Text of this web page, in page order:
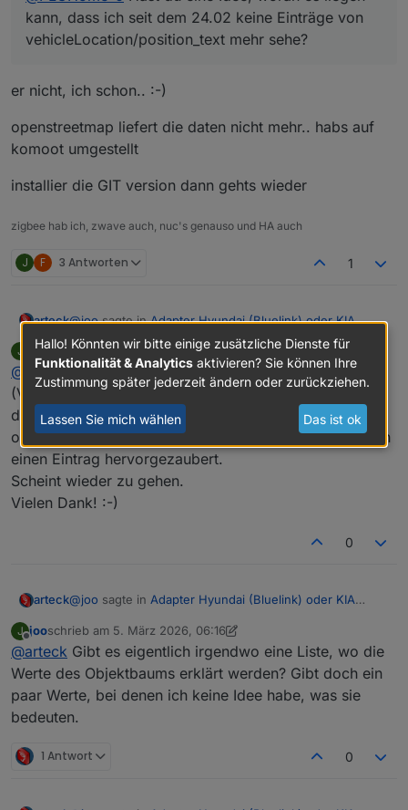
kann, dass ich seit dem 24.02 keine Einträge von
vehicleLocation/position_text mehr sehe?
er nicht, ich schon.. :-)
openstreetmap liefert die daten nicht mehr.. habs auf
komoot umgestellt
installier die GIT version dann gehts wieder
zigbee hab ich, zwave auch, nuc's genauso und HA auch
J F 3 Antworten 1
arteck@joosagte inAdapter Hyundai (Bluelink) oder KIA
(UVO)
@PLCHome-0Hast du eine Idee, woran es liegen
kann, dass ich seit dem 24.02 keine Einträge von
vehicleLocation/position_text mehr sehe?
er nicht, ich schon.. :-)
openstreetmap liefert die daten nicht mehr.. habs auf
komoot umgestellt
installier die GIT version dann gehts wieder
J
Offline
jooschrieb am5. März 2026, 06:08
zuletzt editiert von
@ arteckNach anfänglicher Verwirrung
(Versionsnummer die Gleiche wie vorher und auch in
den Einstellungen steht noch "Adresse mit
openstreetmap"), hat ein Blick in den Objektbaum doch
einen Eintrag hervorgezaubert.
Scheint wieder zu gehen.
Vielen Dank! :-)
0
arteck@joo sagte in Adapter Hyundai (Bluelink) oder KIA
@PLCHome-0Hast du eine Idee, woran es liegen
kann, dass ich seit dem 24.02 keine Einträge von
vehicleLocation/position_text mehr sehe?
er nicht, ich schon.. :-)
openstreetmap liefert die daten nicht mehr.. habs auf
installier die GIT version dann gehts wieder
J
Offline
jooschrieb am 5. März 2026, 06:16
zuletzt editiert von joo3. Mai 2026, 07:16
@arteck Gibt es eigentlich irgendwo eine Liste, wo die
Werte des Objektbaums erklärt werden? Gibt doch ein
paar Werte, bei denen ich keine Idee habe, was sie
bedeuten.
1 Antwort 0
Hallo! Könnten wir bitte einige zusätzliche Dienste für
Funktionalität & Analytics aktivieren? Sie können Ihre
Zustimmung später jederzeit ändern oder zurückziehen.
Lassen Sie mich wählen Das ist ok